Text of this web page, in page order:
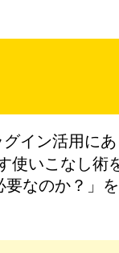
イン活用にあ
いこなし術
なのか？」